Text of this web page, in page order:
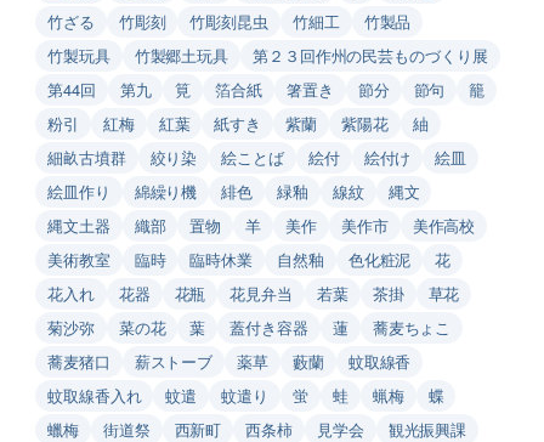
竹ざる
竹彫刻 竹彫刻昆虫 竹細工
竹製品
竹製玩具
竹製郷土玩具
第２３回作州の民芸ものづくり展
第44回
第九 筧 箔合紙 箸置き 節分 節句
籠
粉引
紅梅 紅葉 紙すき 紫蘭 紫陽花
紬
細畝古墳群
絞り染 絵ことば 絵付 絵付け
絵皿
絵皿作り
綿繰り機 緋色 緑釉 線紋
縄文
縄文土器
織部 置物 羊 美作 美作市
美作高校
美術教室
臨時 臨時休業 自然釉 色化粧泥
花
花入れ
花器 花瓶 花見弁当 若葉 茶掛
草花
菊沙弥
菜の花 葉 蓋付き容器 蓮
蕎麦ちょこ
蕎麦猪口
薪ストーブ 薬草 藪蘭
蚊取線香
蚊取線香入れ
蚊遣 蚊遣り 蛍 蛙 蝋梅
蝶
蠟梅
街道祭 西新町 西条柿 見学会
観光振興課